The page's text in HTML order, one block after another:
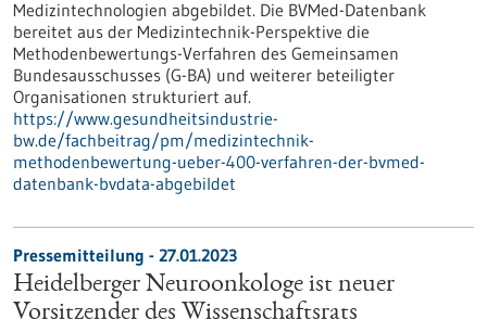
Medizintechnologien abgebildet. Die BVMed-Datenbank
bereitet aus der Medizintechnik-Perspektive die
Methodenbewertungs-Verfahren des Gemeinsamen
Bundesausschusses (G-BA) und weiterer beteiligter
Organisationen strukturiert auf.
https://www.gesundheitsindustrie-
bw.de/fachbeitrag/pm/medizintechnik-
methodenbewertung-ueber-400-verfahren-der-bvmed-
datenbank-bvdata-abgebildet
Pressemitteilung - 27.01.2023
Heidelberger Neuroonkologe ist neuer
Vorsitzender des Wissenschaftsrats